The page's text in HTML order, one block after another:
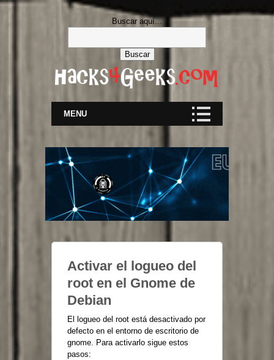
Buscar aquí...
MENU
Activar el logueo del
root en el Gnome de
Debian
El logueo del root está desactivado por
defecto en el entorno de escritorio de
gnome. Para activarlo sigue estos
pasos: